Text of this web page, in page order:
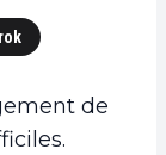
de